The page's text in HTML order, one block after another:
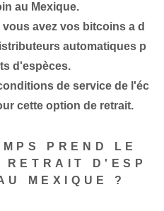
au Mexique.
avez vos bitcoins a d
automatiques p
d'espèces.
de service de l'éc
cette option de retrait.
PREND LE
RETRAIT D'ESP
MEXIQUE ?